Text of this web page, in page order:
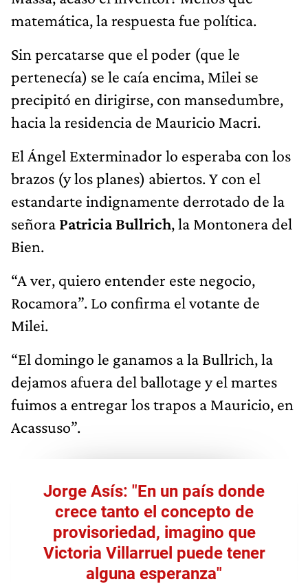
matemática, la respuesta fue política.
Sin percatarse que el poder (que le
pertenecía) se le caía encima, Milei se
precipitó en dirigirse, con mansedumbre,
hacia la residencia de Mauricio Macri.
El Ángel Exterminador lo esperaba con los
brazos (y los planes) abiertos. Y con el
estandarte indignamente derrotado de la
señora Patricia Bullrich, la Montonera del
Bien.
“A ver, quiero entender este negocio,
Rocamora”. Lo confirma el votante de
Milei.
“El domingo le ganamos a la Bullrich, la
dejamos afuera del ballotage y el martes
fuimos a entregar los trapos a Mauricio, en
Acassuso”.
Jorge Asís: "En un país donde
crece tanto el concepto de
provisoriedad, imagino que
Victoria Villarruel puede tener
alguna esperanza"